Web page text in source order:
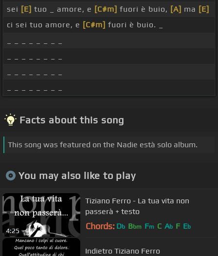
sei [E] tuo _ amore, e [C#m] fuori è buio, [A] ma [E]
ci sei tuo amore, e [C#m] fuori è buio. _
Facts about this song
This song was featured on the Nadie està solo album.
You may also like to play
4:25
Tiziano Ferro - La tua vita non
passerà + testo
Chords: Db Bbm Fm C Ab F Eb
Indietro Tiziano Ferro